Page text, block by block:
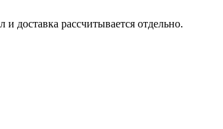
доставка рассчитывается отдельно.